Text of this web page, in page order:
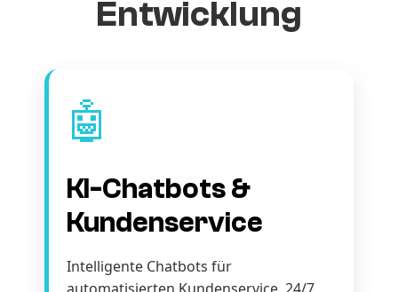
Entwicklung
🤖
KI-Chatbots &
Kundenservice
Intelligente Chatbots für